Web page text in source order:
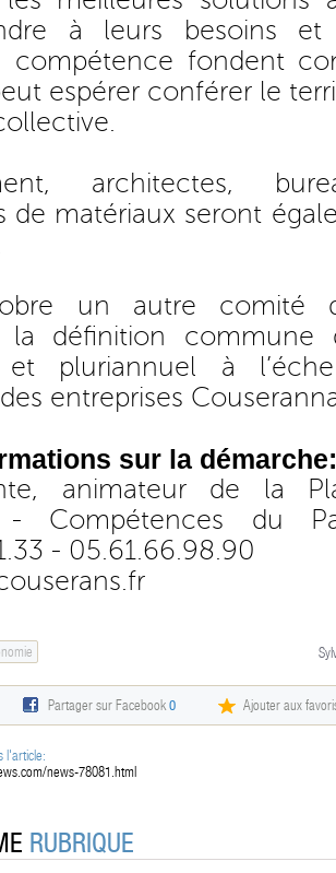
à leurs besoins et
compétence fondent
espérer conférer le
architectes,
de matériaux seront
un autre comité
la définition commune
et pluriannuel à
entreprises
sur la démarche:
animateur de la
- Compétences du
- 05.61.66.98.90
Partager sur Facebook0 Ajouter aux
l'article:
news-78081.html
RUBRIQUE